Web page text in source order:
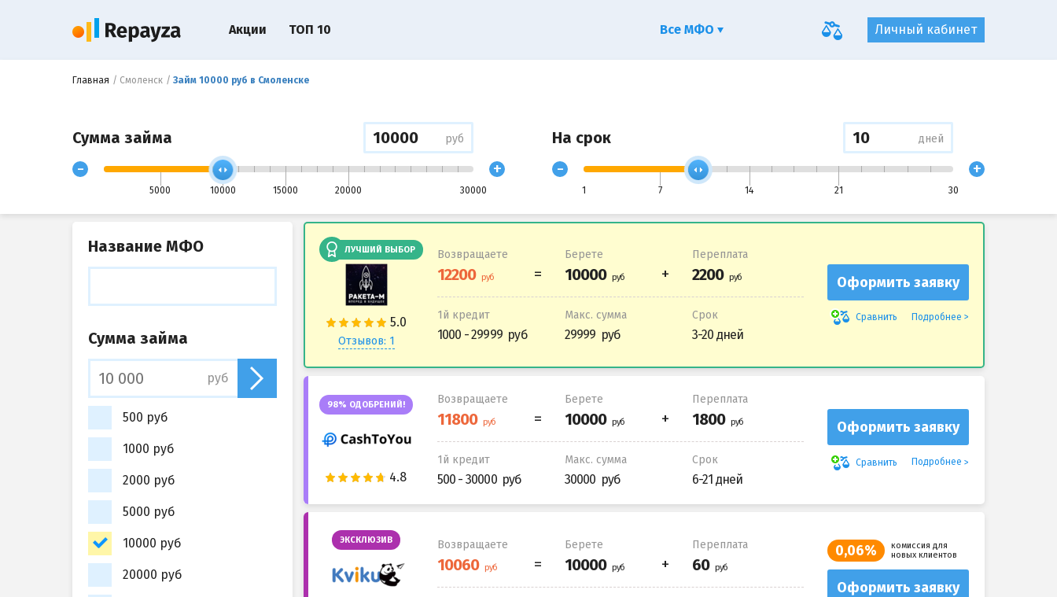
Главная Смоленск Займ 10000 руб в Смоленске
Сумма займа руб
-
5000 10000 15000 20000 30000
+
На срок дней
-
1 7 14 21 30
+
ЛУЧШИЙ ВЫБОР
Отзывов: 1
Возвращаете Берете Переплата
1й кредит
1000 - 29999
Макс. сумма
29999
Срок
3-20 дней
Оформить заявку
Сравнить Подробнее
98% ОДОБРЕНИЙ! Возвращаете Берете Переплата
1й кредит
500 - 30000
Макс. сумма
30000
Срок
6-21 дней
Оформить заявку
Сравнить Подробнее
ЭКСКЛЮЗИВ Возвращаете Берете Переплата 0,06%
комиссия для
новых клиентов
Оформить заявку
Название МФО
Сумма займа
руб
500 руб
1000 руб
2000 руб
5000 руб
10000 руб
20000 руб
Личный кабинет
Акции ТОП 10 Все МФО